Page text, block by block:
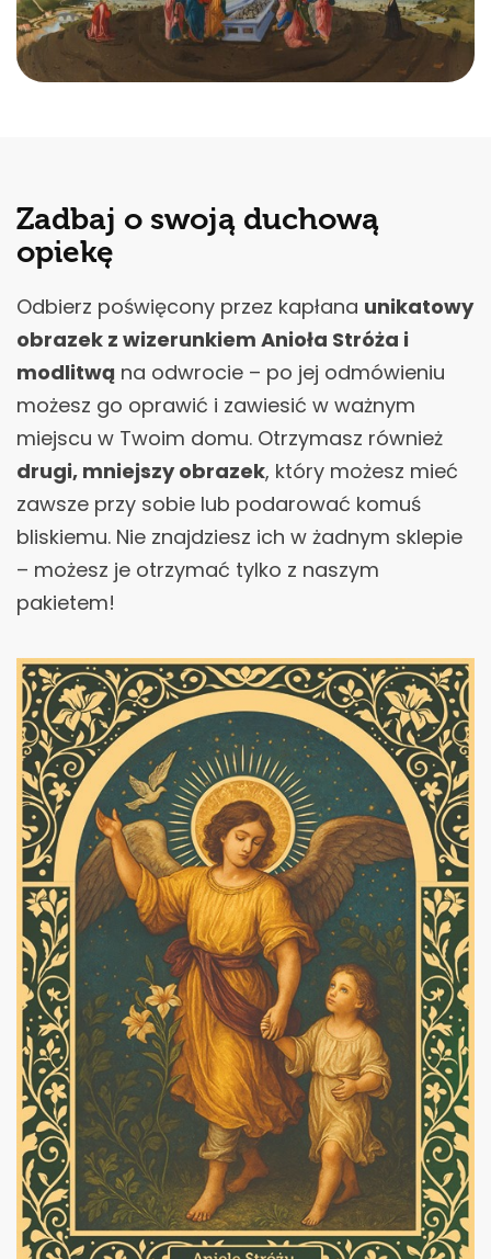
Zadbaj o swoją duchową
opiekę
Odbierz poświęcony przez kapłana unikatowy
obrazek z wizerunkiem Anioła Stróża i
modlitwą na odwrocie – po jej odmówieniu
możesz go oprawić i zawiesić w ważnym
miejscu w Twoim domu. Otrzymasz również
drugi, mniejszy obrazek, który możesz mieć
zawsze przy sobie lub podarować komuś
bliskiemu. Nie znajdziesz ich w żadnym sklepie
– możesz je otrzymać tylko z naszym
pakietem!